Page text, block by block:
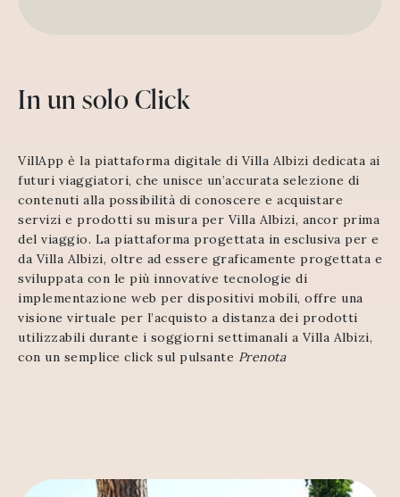
In un solo Click
VillApp è la piattaforma digitale di Villa Albizi dedicata ai
futuri viaggiatori, che unisce un’accurata selezione di
contenuti alla possibilità di conoscere e acquistare
servizi e prodotti su misura per Villa Albizi, ancor prima
del viaggio. La piattaforma progettata in esclusiva per e
da Villa Albizi, oltre ad essere graficamente progettata e
sviluppata con le più innovative tecnologie di
implementazione web per dispositivi mobili, offre una
visione virtuale per l’acquisto a distanza dei prodotti
utilizzabili durante i soggiorni settimanali a Villa Albizi,
con un semplice click sul pulsante Prenota